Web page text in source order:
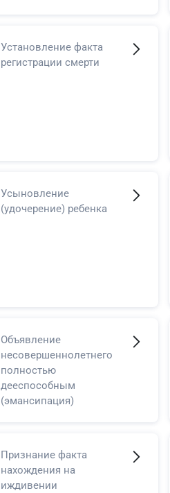
Установление факта
регистрации смерти
Усыновление
(удочерение) ребенка
Объявление
несовершеннолетнего
полностью
дееспособным
(эмансипация)
Признание факта
нахождения на
иждивении